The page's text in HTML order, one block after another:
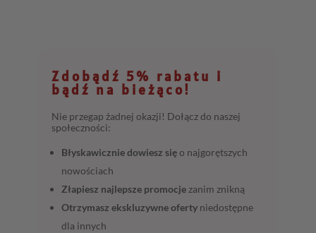
Zdobądź 5% rabatu i
bądź na bieżąco!
Nie przegap żadnej okazji! Dołącz do naszej
społeczności:
Błyskawicznie dowiesz sięo najgorętszych
nowościach
Złapiesz najlepsze promocje zanim znikną
Otrzymasz ekskluzywne oferty niedostępne
dla innych